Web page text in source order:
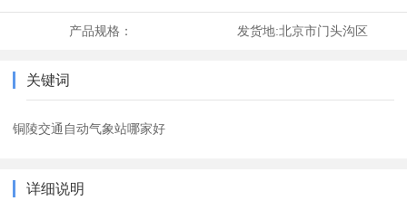
产品规格： 发货地:北京市门头沟区
关键词
铜陵交通自动气象站哪家好
详细说明